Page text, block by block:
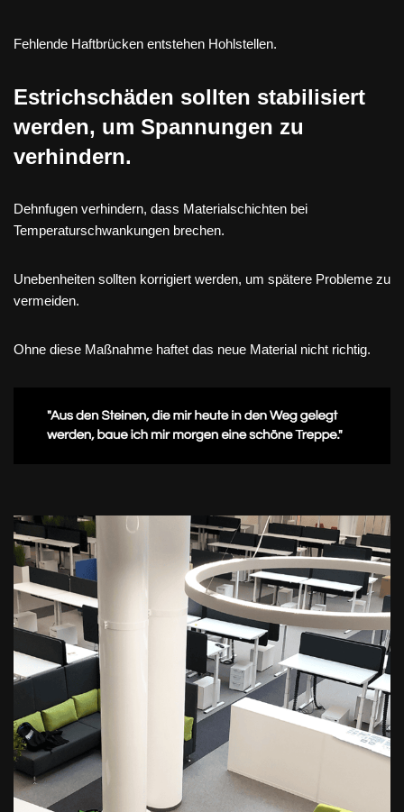
Fehlende Haftbrücken entstehen Hohlstellen.
Estrichschäden sollten stabilisiert
werden, um Spannungen zu
verhindern.
Dehnfugen verhindern, dass Materialschichten bei
Temperaturschwankungen brechen.
Unebenheiten sollten korrigiert werden, um spätere Probleme zu
vermeiden.
Ohne diese Maßnahme haftet das neue Material nicht richtig.